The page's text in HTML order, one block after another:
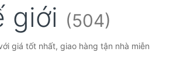
giới (504)
giá tốt nhất, giao hàng tận nhà miễn